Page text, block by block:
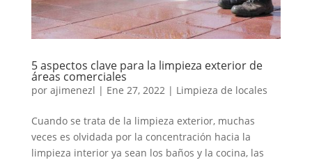
5 aspectos clave para la limpieza exterior de
áreas comerciales
por ajimenezl | Ene 27, 2022| Limpieza de locales
Cuando se trata de la limpieza exterior, muchas
veces es olvidada por la concentración hacia la
limpieza interior ya sean los baños y la cocina, las